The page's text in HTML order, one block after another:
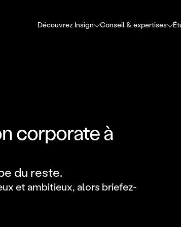
Découvrez Insign Conseil & expertises
corporate à
du reste.
et ambitieux, alors briefez-